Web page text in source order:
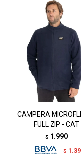
CAMPERA
FULL ZIP - CAT
$ 1.990
$